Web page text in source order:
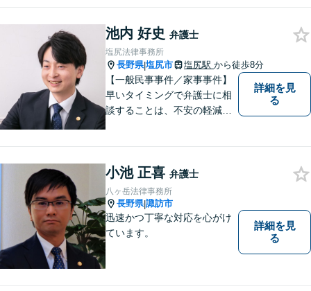
池内 好史 弁護士
塩尻法律事務所
長野県|塩尻市 塩尻駅 から徒歩8分
【一般民事事件／家事事件】
早いタイミングで弁護士に相
談することは、不安の軽減、
さい。
詳細を見
る
小池 正喜 弁護士
八ヶ岳法律事務所
長野県|諏訪市
迅速かつ丁寧な対応を心がけ
ています。
詳細を見
る